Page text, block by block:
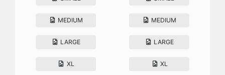
MEDIUM
LARGE
XL
MEDIUM
LARGE
XL